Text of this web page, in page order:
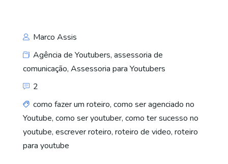
Marco Assis
Agência de Youtubers, assessoria de
comunicação, Assessoria para Youtubers
2
como fazer um roteiro, como ser agenciado no
Youtube, como ser youtuber, como ter sucesso no
youtube, escrever roteiro, roteiro de video, roteiro
para youtube